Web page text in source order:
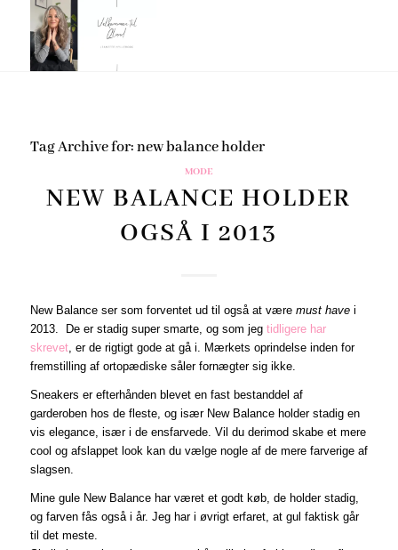
Tag Archive for:new balance holder
MODE
NEW BALANCE HOLDER
OGSÅ I 2013
New Balance ser som forventet ud til også at være must havei
2013. De er stadig super smarte, og som jeg tidligere har
skrevet, er de rigtigt gode at gå i. Mærkets oprindelse inden for
fremstilling af ortopædiske såler fornægter sig ikke.
Sneakers er efterhånden blevet en fast bestanddel af
garderoben hos de fleste, og især New Balance holder stadig en
vis elegance, især i de ensfarvede. Vil du derimod skabe et mere
cool og afslappet look kan du vælge nogle af de mere farverige af
slagsen.
Mine gule New Balance har været et godt køb, de holder stadig,
og farven fås også i år. Jeg har i øvrigt erfaret, at gul faktisk går
til det meste.